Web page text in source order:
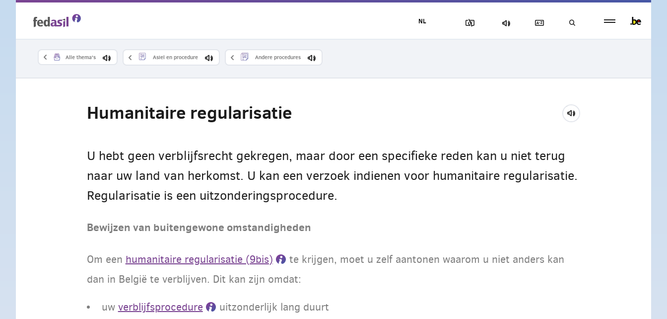
Alle thema's Asiel en procedure Andere procedures
Humanitaire regularisatie
U hebt geen verblijfsrecht gekregen, maar door een specifieke reden kan u niet terug
naar uw land van herkomst. U kan een verzoek indienen voor humanitaire regularisatie.
Regularisatie is een uitzonderingsprocedure.
Bewijzen van buitengewone omstandigheden
Om een humanitaire regularisatie (9bis)
te krijgen, moet u zelf aantonen waarom u niet anders kan
dan in België te verblijven. Dit kan zijn omdat:
uw verblijfsprocedure
uitzonderlijk lang duurt
NL
footer